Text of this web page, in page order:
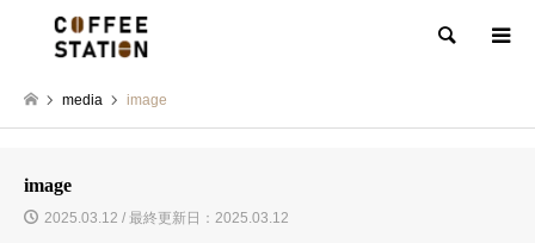
検索
media image
image
2025.03.12 / 最終更新日：2025.03.12